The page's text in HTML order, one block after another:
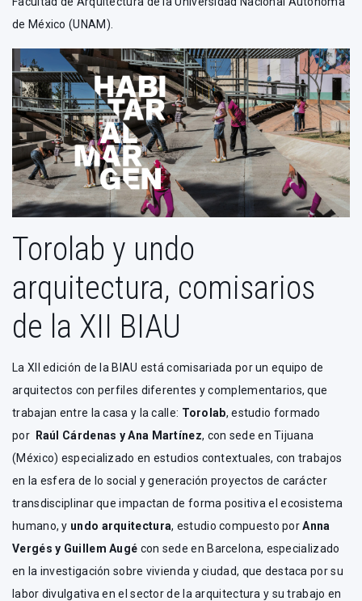
de México (UNAM).
Torolab y undo
arquitectura, comisarios
de la XII BIAU
La XII edición de la BIAU está comisariada por un equipo de
arquitectos con perfiles diferentes y complementarios, que
trabajan entre la casa y la calle: Torolab, estudio formado
por
Raúl Cárdenas y Ana Martínez, con sede en Tijuana
(México) especializado en estudios contextuales, con trabajos
en la esfera de lo social y generación proyectos de carácter
transdisciplinar que impactan de forma positiva el ecosistema
humano, y undo arquitectura, estudio compuesto porAnna
Vergés y Guillem Augé con sede en Barcelona, especializado
en la investigación sobre vivienda y ciudad, que destaca por su
labor divulgativa en el sector de la arquitectura y su trabajo en